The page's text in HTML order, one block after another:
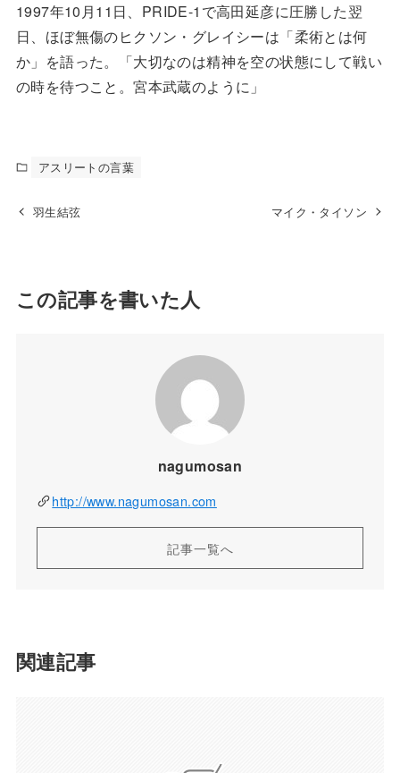
1997年10月11日、PRIDE-1で高田延彦に圧勝した翌
日、ほぼ無傷のヒクソン・グレイシーは「柔術とは何
か」を語った。「大切なのは精神を空の状態にして戦い
の時を待つこと。宮本武蔵のように」
アスリートの言葉
羽生結弦 マイク・タイソン
この記事を書いた人
nagumosan
http://www.nagumosan.com
記事一覧へ
関連記事